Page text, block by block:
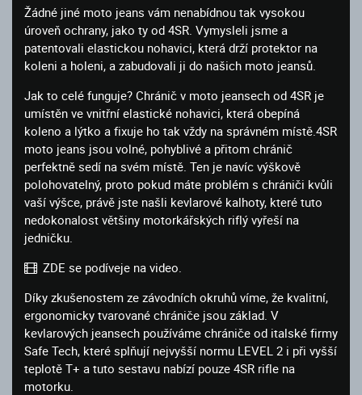
Žádné jiné moto jeans vám nenabídnou tak vysokou
úroveň ochrany, jako ty od 4SR. Vymysleli jsme a
patentovali elastickou nohavici, která drží protektor na
koleni a holeni, a zabudovali ji do našich moto jeansů.
Jak to celé funguje? Chránič v moto jeansech od 4SR je
umístěn ve vnitřní elastické nohavici, která obepíná
koleno a lýtko a fixuje ho tak vždy na správném místě.4SR
moto jeans jsou volné, pohyblivé a přitom chránič
perfektně sedí na svém místě. Ten je navíc výškově
polohovatelný, proto pokud máte problém s chrániči kvůli
vaší výšce, právě jste našli kevlarové kalhoty, které tuto
nedokonalost většiny motorkářských riflý vyřeší na
jedničku.
ZDE se podíveje na video.
Díky zkušenostem ze závodních okruhů víme, že kvalitní,
ergonomicky tvarované chrániče jsou základ. V
kevlarových jeansech používáme chrániče od italské firmy
Safe Tech, které splňují nejvyšší normu LEVEL 2 i při vyšší
teplotě T+ a tuto sestavu nabízí pouze 4SR rifle na
motorku.